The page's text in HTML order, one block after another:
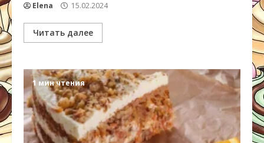
Elena 15.02.2024
Читать далее
1 мин чтения